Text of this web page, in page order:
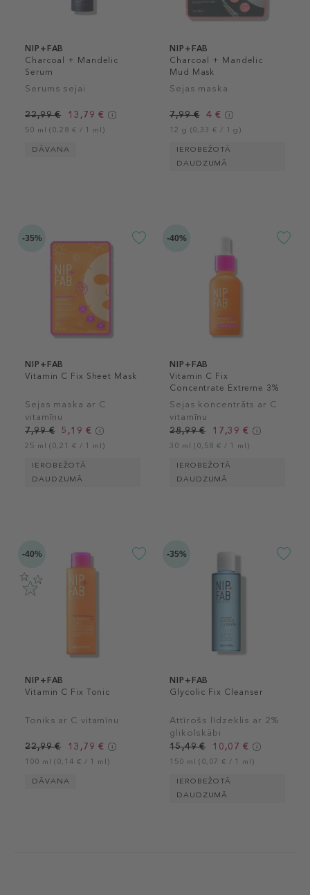
NIP+FAB
Charcoal + Mandelic
Serum
Serums sejai
22,99 € 13,79 €
50 ml (0,28 € / 1 ml)
DĀVANA
NIP+FAB
Charcoal + Mandelic
Mud Mask
Sejas maska
7,99 € 4 €
12 g (0,33 € / 1 g)
IEROBEŽOTĀ
DAUDZUMĀ
-35%
NIP+FAB
Vitamin C Fix Sheet Mask
Sejas maska ar C
vitamīnu
7,99 €
5,19 €
25 ml (0,21 € / 1 ml)
IEROBEŽOTĀ
DAUDZUMĀ
-40%
NIP+FAB
Vitamin C Fix
Concentrate Extreme 3%
Sejas koncentrāts ar C
vitamīnu
28,99 €
17,39 €
30 ml (0,58 € / 1 ml)
IEROBEŽOTĀ
DAUDZUMĀ
-40%
NIP+FAB
Vitamin C Fix Tonic
Toniks ar C vitamīnu
22,99 € 13,79 €
100 ml (0,14 € / 1 ml)
DĀVANA
-35%
NIP+FAB
Glycolic Fix Cleanser
Attīrošs līdzeklis ar 2%
glikolskābi
15,49 €
10,07 €
150 ml (0,07 € / 1 ml)
IEROBEŽOTĀ
DAUDZUMĀ